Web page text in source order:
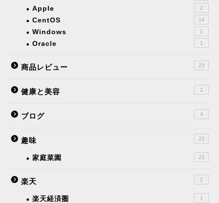
Apple 2
CentOS 14
Windows 1
Oracle 1
商品レビュー 23
健康と美容 2
ブログ 4
趣味 23
家庭菜園 23
楽天 2
楽天経済圏 1